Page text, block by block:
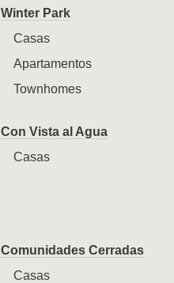
Winter Park
Casas
Apartamentos
Townhomes
Con Vista al Agua
Casas
Comunidades Cerradas
Casas